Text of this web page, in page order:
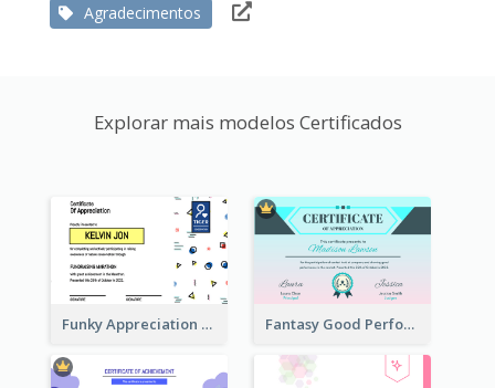
Agradecimentos
Explorar mais modelos Certificados
Funky Appreciation Letter For Fundraising Fantasy Good Performance Award Certificate